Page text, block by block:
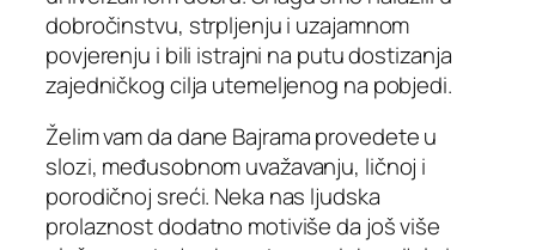
dobročinstvu, strpljenju i uzajamnom
povjerenju i bili istrajni na putu dostizanja
zajedničkog cilja utemeljenog na pobjedi.
Želim vam da dane Bajrama provedete u
slozi, međusobnom uvažavanju, ličnoj i
porodičnoj sreći. Neka nas ljudska
prolaznost dodatno motiviše da još više